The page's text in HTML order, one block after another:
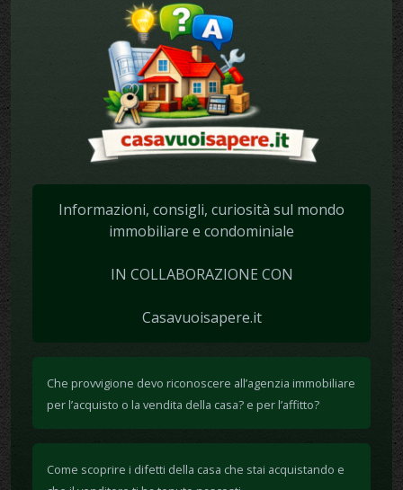
Informazioni, consigli, curiosità sul mondo
immobiliare e condominiale
IN COLLABORAZIONE CON
Casavuoisapere.it
Che provvigione devo riconoscere all’agenzia immobiliare
per l’acquisto o la vendita della casa? e per l’affitto?
Come scoprire i difetti della casa che stai acquistando e